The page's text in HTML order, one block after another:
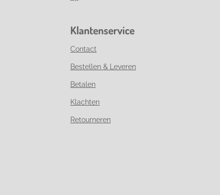
Klantenservice
Contact
Bestellen & Leveren
Betalen
Klachten
Retourneren